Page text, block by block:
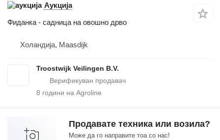
Аукција
Фиданка - садница на овошно дрво
Холандија, Maasdijk
Troostwijk Veilingen B.V.
8 години на Agroline
Продавате техника или возила?
Може да го направите тоа со нас!